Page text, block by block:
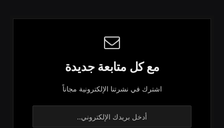
مع كل متابعة جديدة
اشترك في نشرتنا الإلكترونية مجاناً